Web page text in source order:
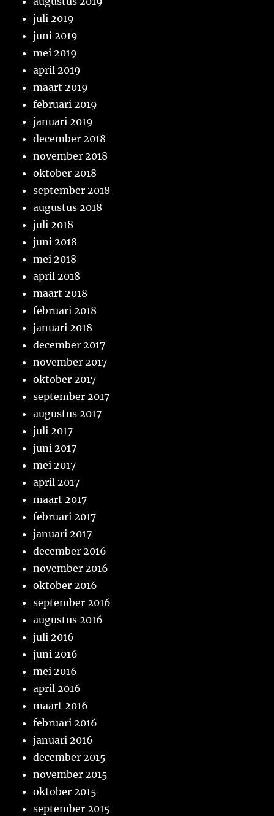
juli 2019
juni 2019
mei 2019
april 2019
maart 2019
februari 2019
januari 2019
december 2018
november 2018
oktober 2018
september 2018
augustus 2018
juli 2018
juni 2018
mei 2018
april 2018
maart 2018
februari 2018
januari 2018
december 2017
november 2017
oktober 2017
september 2017
augustus 2017
juli 2017
juni 2017
mei 2017
april 2017
maart 2017
februari 2017
januari 2017
december 2016
november 2016
oktober 2016
september 2016
augustus 2016
juli 2016
juni 2016
mei 2016
april 2016
maart 2016
februari 2016
januari 2016
december 2015
november 2015
oktober 2015
september 2015